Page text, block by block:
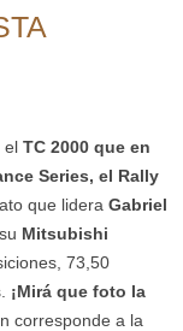
el TC 2000 que en
Series, el Rally
que lidera Gabriel
Mitsubishi
73,50
¡Mirá que foto la
corresponde a la